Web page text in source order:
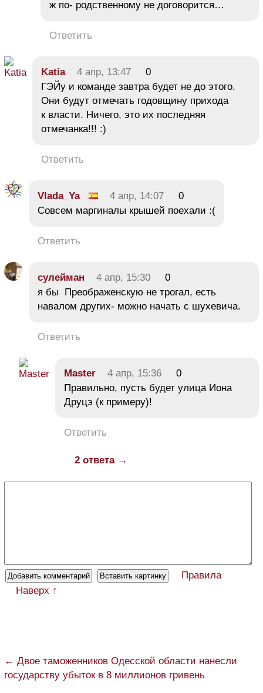
ж по- родственному не договорится…
Ответить
Katia 4 апр, 13:47
0
ГЭЙу и команде завтра будет не до этого.
Они будут отмечать годовщину прихода
к власти. Ничего, это их последняя
отмечанка!!! :)
Ответить
Vlada_Ya 4 апр, 14:07
0
Совсем маргиналы крышей поехали :(
Ответить
сулейман 4 апр, 15:30
0
я бы Преображенскую не трогал, есть
навалом других- можно начать с шухевича.
Ответить
Master 4 апр, 15:36
0
Правильно, пусть будет улица Иона
Друцэ (к примеру)!
Ответить
2 ответа →
Правила
Наверх ↑
← Двое таможенников Одесской области нанесли
государству убыток в 8 миллионов гривень